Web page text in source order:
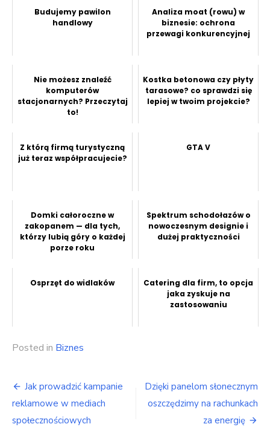
Budujemy pawilon
handlowy
Analiza moat (rowu) w
biznesie: ochrona
przewagi konkurencyjnej
Nie możesz znaleźć
komputerów
stacjonarnych? Przeczytaj
to!
Kostka betonowa czy płyty
tarasowe? co sprawdzi się
lepiej w twoim projekcie?
Z którą firmą turystyczną
już teraz współpracujecie?
GTA V
Domki całoroczne w
zakopanem — dla tych,
którzy lubią góry o każdej
porze roku
Spektrum schodołazów o
nowoczesnym designie i
dużej praktyczności
Osprzęt do widlaków
Catering dla firm, to opcja
jaka zyskuje na
zastosowaniu
Posted in Biznes
Nawigacja
wpisu
Jak prowadzić kampanie
reklamowe w mediach
społecznościowych
Dzięki panelom słonecznym
oszczędzimy na rachunkach
za energię